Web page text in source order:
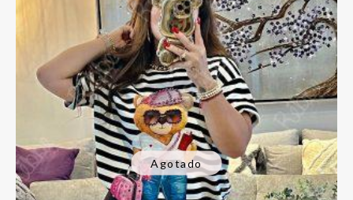
Agotado